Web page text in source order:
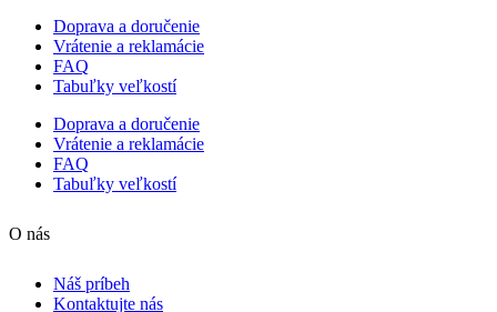
Doprava a doručenie
Vrátenie a reklamácie
FAQ
Tabuľky veľkostí
Doprava a doručenie
Vrátenie a reklamácie
FAQ
Tabuľky veľkostí
O nás
Náš príbeh
Kontaktujte nás